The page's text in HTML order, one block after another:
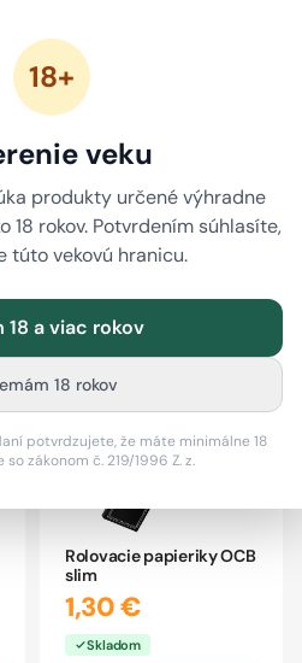
18+
veku
produkty určené výhradne
18 rokov. Potvrdením súhlasíte,
túto vekovú hranicu.
18 a viac rokov
18 rokov
potvrdzujete, že máte minimálne 18
so zákonom č. 219/1996 Z. z.
— oleje, kvety, kozmetika, vape a
Rolovacie papieriky OCB
slim
1,30 €
Skladom